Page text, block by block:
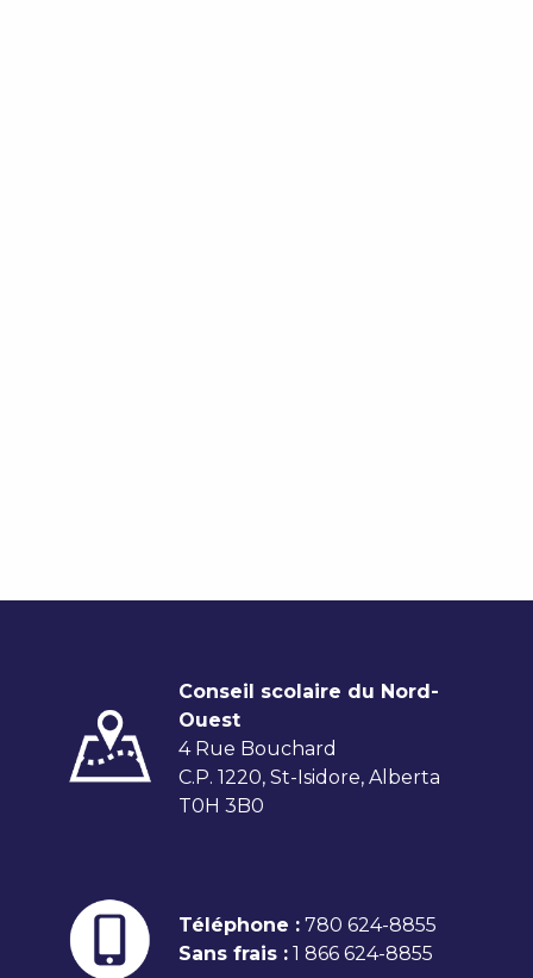
Conseil scolaire du Nord-
Ouest
4 Rue Bouchard
C.P. 1220, St-Isidore, Alberta
T0H 3B0
Téléphone : 780 624-8855
Sans frais : 1 866 624-8855